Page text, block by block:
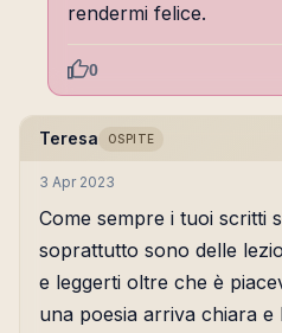
rendermi felice.
0
Teresa OSPITE
3 Apr 2023
Come sempre i tuoi scritti
soprattutto sono delle
e leggerti oltre che è
una poesia arriva chiara e